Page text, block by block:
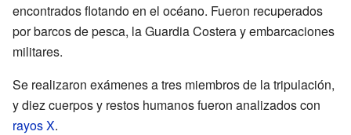
encontrados flotando en el océano. Fueron recuperados
por barcos de pesca, la Guardia Costera y embarcaciones
militares.
Se realizaron exámenes a tres miembros de la tripulación,
y diez cuerpos y restos humanos fueron analizados con
rayos X.